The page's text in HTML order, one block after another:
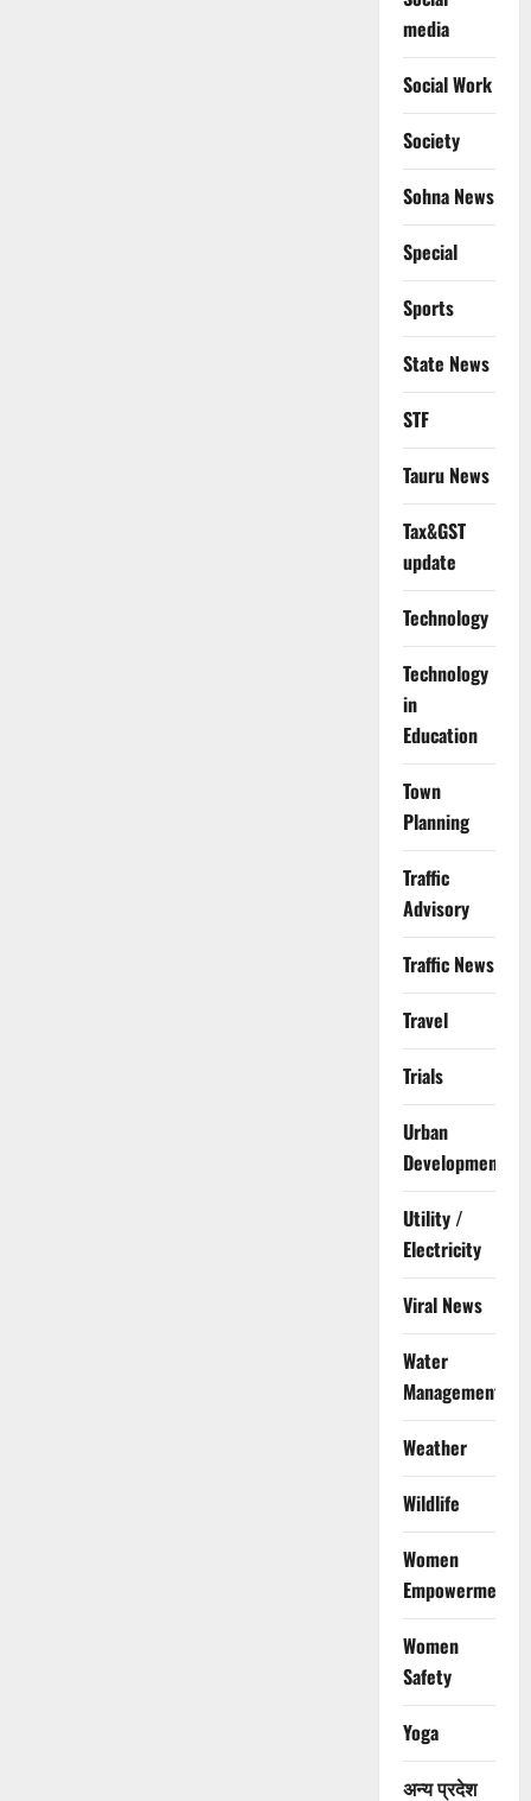
media
Social Work
Society
Sohna News
Special
Sports
State News
STF
Tauru News
Tax&GST
update
Technology
Technology
in
Education
Town
Planning
Traffic
Advisory
Traffic News
Travel
Trials
Urban
Development
Utility /
Electricity
Viral News
Water
Management
Weather
Wildlife
Women
Empowerment
Women
Safety
Yoga
अन्य प्रदेश